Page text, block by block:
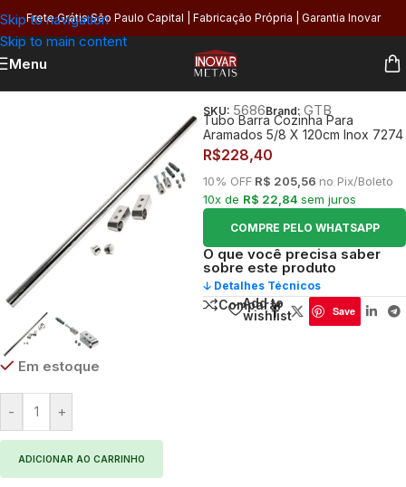
Skip to navigation
Skip to main content
Frete Grátis São Paulo Capital | Fabricação Própria | Garantia Inovar
Menu
Em estoque
- +
ADICIONAR AO CARRINHO
SKU: 5686Brand: GTB
Tubo Barra Cozinha Para
Aramados 5/8 X 120cm Inox 7274
R$228,40
10% OFF R$ 205,56 no Pix/Boleto
10x de R$ 22,84 sem juros
COMPRE PELO WHATSAPP
O que você precisa saber
sobre este produto
🡣 Detalhes Técnicos
Comparar
Add to
wishlist
Save